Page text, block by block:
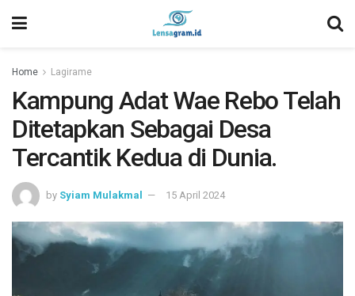
Home Lagirame
Kampung Adat Wae Rebo Telah
Ditetapkan Sebagai Desa
Tercantik Kedua di Dunia.
by Syiam Mulakmal 15 April 2024